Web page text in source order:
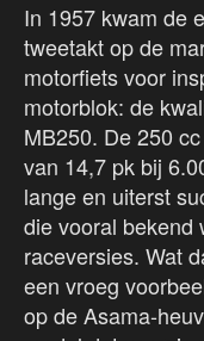
In 1957 kwam de
tweetakt op de
motorfiets voor
motorblok: de
MB250. De 250
van 14,7 pk bij
lange en uiterst
die vooral bekend
raceversies. Wat
een vroeg
op de Asama-